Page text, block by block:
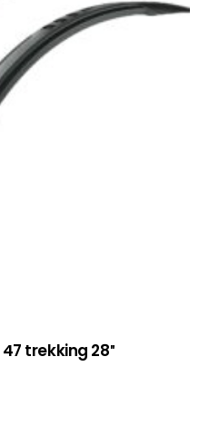
trekking 28″